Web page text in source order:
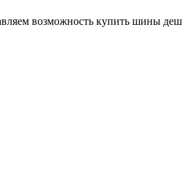
возможность купить шины